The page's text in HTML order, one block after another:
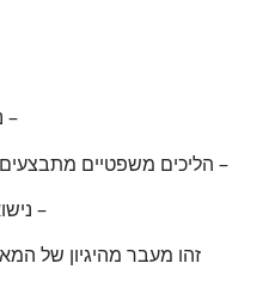
–
– הליכים משפטיים מתבצעים
–
זהו מעבר מהיגיון של המאה ה-20 להיגיון של המאה